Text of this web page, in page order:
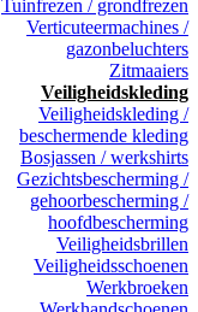
Tuinfrezen / grondfrezen
Verticuteermachines /
gazonbeluchters
Zitmaaiers
Veiligheidskleding
Veiligheidskleding /
beschermende kleding
Bosjassen / werkshirts
Gezichtsbescherming /
gehoorbescherming /
hoofdbescherming
Veiligheidsbrillen
Veiligheidsschoenen
Werkbroeken